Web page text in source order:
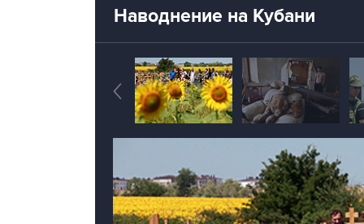
Наводнение на Кубани